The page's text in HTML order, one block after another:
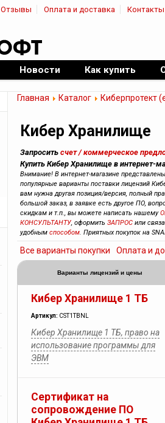
Отзывы Оплата и доставка Контакты
Новости Как купить
Главная Каталог Киберпротект
Кибер Хранилище
Запросить счет / коммерческое
Купить Кибер Хранилище в интернет-
Внимание! В интернет-магазине
популярные варианты поставки лицензий
вам нужна другая позиция/версия, полный
большой заказ, в заявке есть другое ПО,
скидкам и т.п., вы можете написать нашему
КОНСУЛЬТАНТУ, оформить ЗАПРОС или
удобным способом. Приятных покупок на
Все варианты покупки Оплата и
Варианты лицензий и цены
Кибер Хранилище 1 ТБ
Артикул: CST1TBNL
Кибер Хранилище 1 ТБ, право на
использование программы для
ЭВМ
Сертификат на
сопровождение ПО